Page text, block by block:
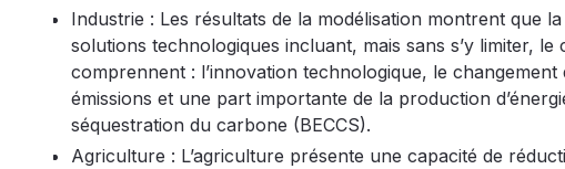
Industrie : Les résultats de la modélisation montrent que
solutions technologiques incluant, mais sans s’y limiter,
comprennent : l’innovation technologique, le
émissions et une part importante de la production
séquestration du carbone (BECCS).
Agriculture : L’agriculture présente une capacité de